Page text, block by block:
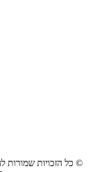
© כל הזכויות שמורות